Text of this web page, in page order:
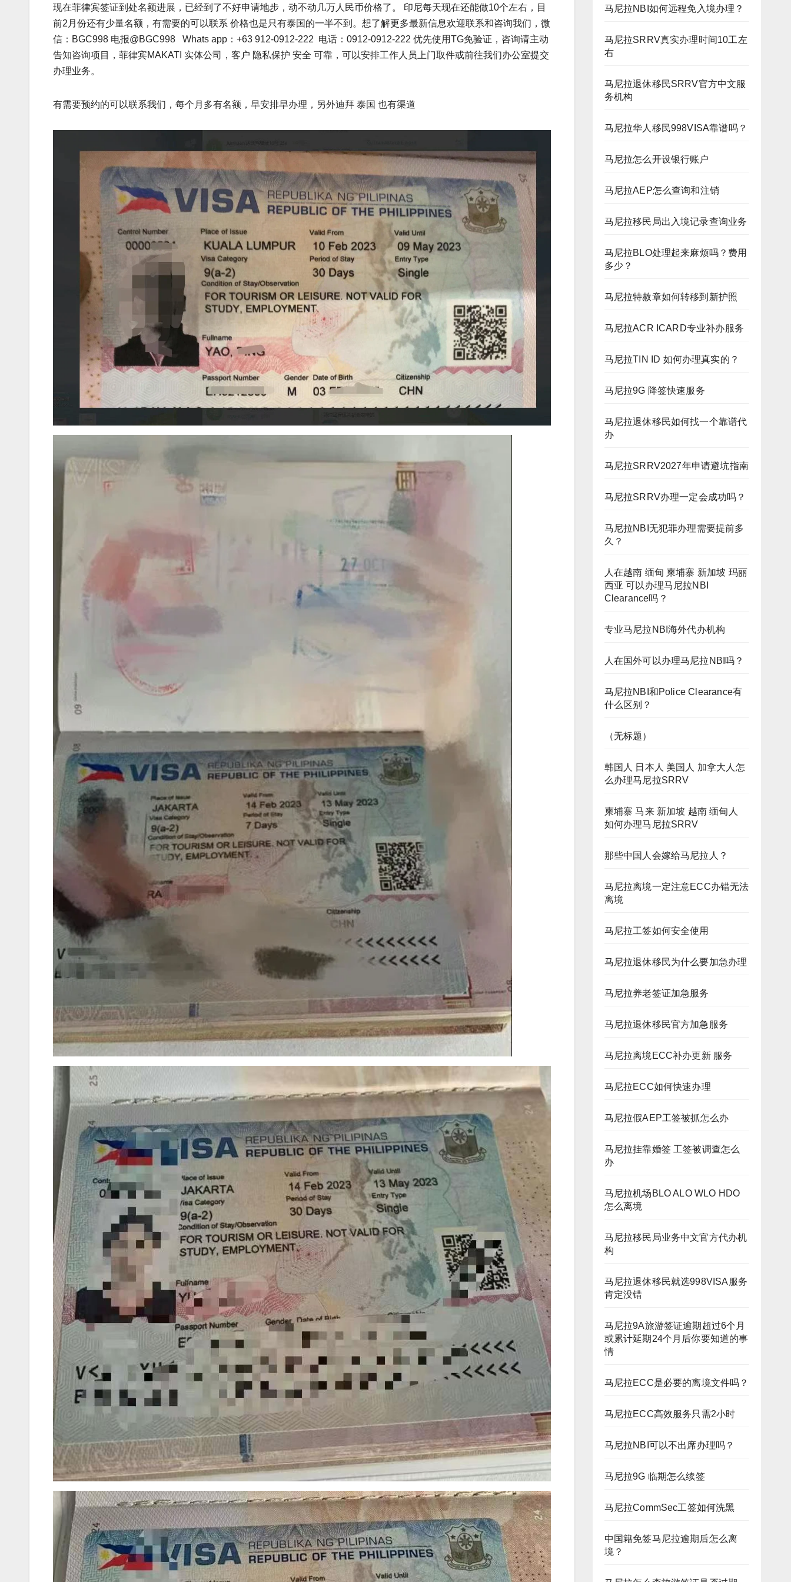
现在菲律宾签证到处名额进展，已经到了不好申请地步，动不动几万人民币价格了。 印尼每天现在还能做10个左右，目
前2月份还有少量名额，有需要的可以联系 价格也是只有泰国的一半不到。想了解更多最新信息欢迎联系和咨询我们，微
信：BGC998 电报@BGC998 Whats app：+63 912-0912-222 电话：0912-0912-222 优先使用TG免验证，咨询请主动
告知咨询项目，菲律宾MAKATI 实体公司，客户 隐私保护 安全 可靠，可以安排工作人员上门取件或前往我们办公室提交
办理业务。
有需要预约的可以联系我们，每个月多有名额，早安排早办理，另外迪拜 泰国 也有渠道
马尼拉NBI如何远程免入境办理？
马尼拉SRRV真实办理时间10工左
右
马尼拉退休移民SRRV官方中文服
务机构
马尼拉华人移民998VISA靠谱吗？
马尼拉怎么开设银行账户
马尼拉AEP怎么查询和注销
马尼拉移民局出入境记录查询业务
马尼拉BLO处理起来麻烦吗？费用
多少？
马尼拉特赦章如何转移到新护照
马尼拉ACR ICARD专业补办服务
马尼拉TIN ID 如何办理真实的？
马尼拉9G 降签快速服务
马尼拉退休移民如何找一个靠谱代
办
马尼拉SRRV2027年申请避坑指南
马尼拉SRRV办理一定会成功吗？
马尼拉NBI无犯罪办理需要提前多
久？
人在越南 缅甸 柬埔寨 新加坡 玛丽
西亚 可以办理马尼拉NBI
Clearance吗？
专业马尼拉NBI海外代办机构
人在国外可以办理马尼拉NBI吗？
马尼拉NBI和Police Clearance有
什么区别？
（无标题）
韩国人 日本人 美国人 加拿大人怎
么办理马尼拉SRRV
柬埔寨 马来 新加坡 越南 缅甸人
如何办理马尼拉SRRV
那些中国人会嫁给马尼拉人？
马尼拉离境一定注意ECC办错无法
离境
马尼拉工签如何安全使用
马尼拉退休移民为什么要加急办理
马尼拉养老签证加急服务
马尼拉退休移民官方加急服务
马尼拉离境ECC补办更新 服务
马尼拉ECC如何快速办理
马尼拉假AEP工签被抓怎么办
马尼拉挂靠婚签 工签被调查怎么
办
马尼拉机场BLO ALO WLO HDO
怎么离境
马尼拉移民局业务中文官方代办机
构
马尼拉退休移民就选998VISA服务
肯定没错
马尼拉9A旅游签证逾期超过6个月
或累计延期24个月后你要知道的事
情
马尼拉ECC是必要的离境文件吗？
马尼拉ECC高效服务只需2小时
马尼拉NBI可以不出席办理吗？
马尼拉9G 临期怎么续签
马尼拉CommSec工签如何洗黑
中国籍免签马尼拉逾期后怎么离
境？